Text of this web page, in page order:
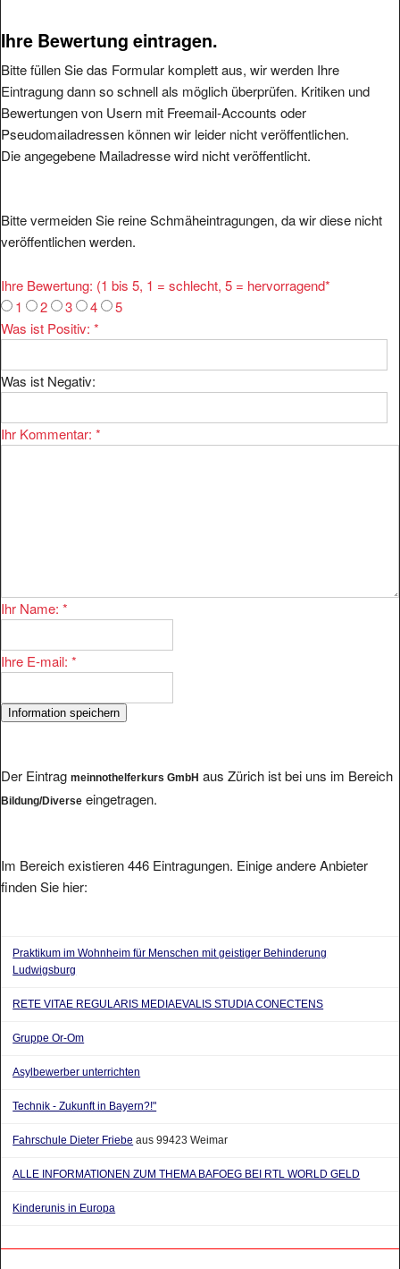
Ihre Bewertung eintragen.
Bitte füllen Sie das Formular komplett aus, wir werden Ihre
Eintragung dann so schnell als möglich überprüfen. Kritiken und
Bewertungen von Usern mit Freemail-Accounts oder
Pseudomailadressen können wir leider nicht veröffentlichen.
Die angegebene Mailadresse wird nicht veröffentlicht.
Bitte vermeiden Sie reine Schmäheintragungen, da wir diese nicht
veröffentlichen werden.
Ihre Bewertung: (1 bis 5, 1 = schlecht, 5 = hervorragend*
1
2 3 4
5
Was ist Positiv: *
Was ist Negativ:
Ihr Kommentar: *
Ihr Name: *
Ihre E-mail: *
Der Eintrag meinnothelferkurs GmbH aus Zürich ist bei uns im Bereich
Bildung/Diverse eingetragen.
Im Bereich existieren 446 Eintragungen. Einige andere Anbieter
finden Sie hier:
Praktikum im Wohnheim für Menschen mit geistiger Behinderung
Ludwigsburg
RETE VITAE REGULARIS MEDIAEVALIS STUDIA CONECTENS
Gruppe Or-Om
Asylbewerber unterrichten
Technik - Zukunft in Bayern?!"
Fahrschule Dieter Friebe aus 99423 Weimar
ALLE INFORMATIONEN ZUM THEMA BAFOEG BEI RTL WORLD GELD
Kinderunis in Europa